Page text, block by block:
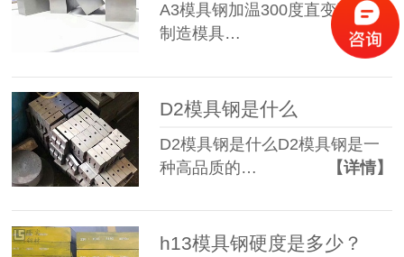
A3模具钢加温300度直变形吗在
制造模具…
【详情】
D2模具钢是什么
D2模具钢是什么D2模具钢是一
种高品质的…
【详情】
h13模具钢硬度是多少？